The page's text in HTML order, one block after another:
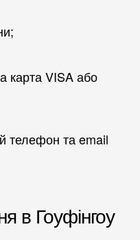
карта VISA або
телефон та email
в Гоуфінгоу